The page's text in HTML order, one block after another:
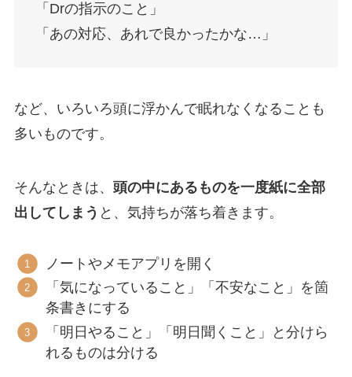
「Drの指示のこと」
「あの対応、あれで良かったかな…」
など、いろいろ頭に浮かんで眠れなくなることも
多いものです。
そんなときは、 頭の中にあるものを一度紙に全部
出してしまう と、気持ちが落ち着きます。
ノートやメモアプリを開く
「気になっていること」「不安なこと」を箇
条書きにする
「明日やること」「明日聞くこと」と分けら
れるものは分ける